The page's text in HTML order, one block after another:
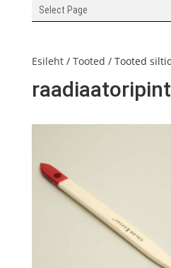
Select Page
Esileht/ Tooted / Tooted